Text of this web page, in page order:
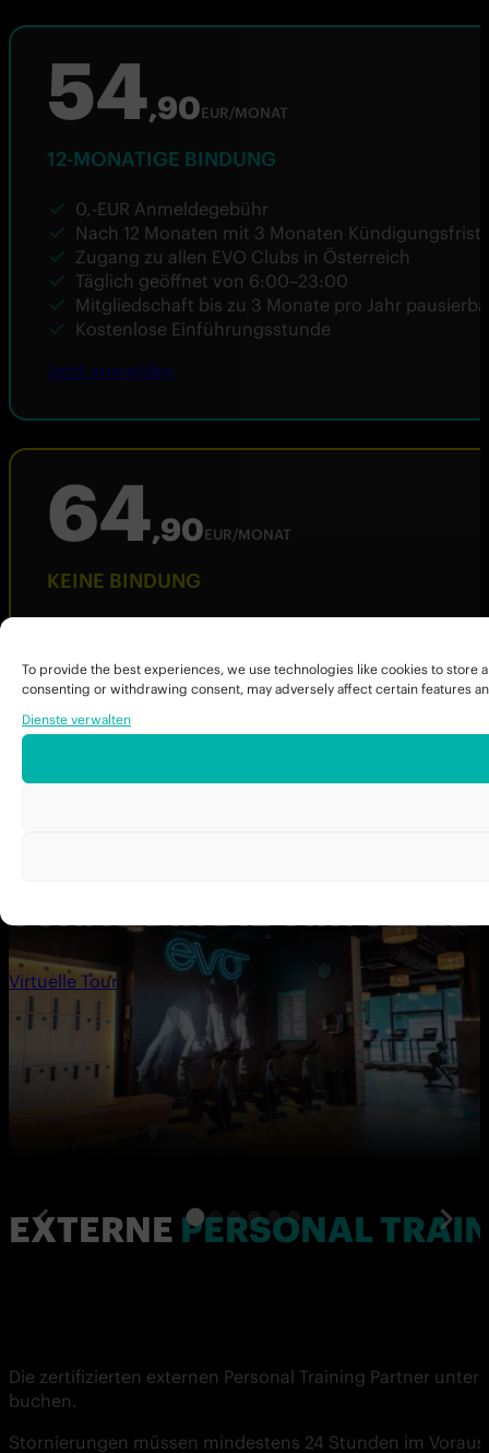
To provide the best experiences, we use technologies like cookies to
consenting or withdrawing consent, may adversely affect certain features
Dienste verwalten
54,90EUR/MONAT
12-MONATIGE BINDUNG
0,-EUR Anmeldegebühr
Nach 12 Monaten mit 3 Monaten Kündigungsfrist
Zugang zu allen EVO Clubs in Österreich
Täglich geöffnet von 6:00–23:00
Mitgliedschaft bis zu 3 Monate pro Jahr
Kostenlose Einführungsstunde
Jetzt anmelden
64,90EUR/MONAT
KEINE BINDUNG
Zugang zu allen EVO Clubs in Österreich
Täglich geöffnet von 6:00–23:00
Mitgliedschaft bis zu 3 Monate pro Jahr
SCHAU DIR DIE VIRTUELLE
Virtuelle Tour
EXTERNE PERSONAL
Die zertifizierten externen Personal Training Partner
buchen.
Stornierungen müssen mindestens 24 Stunden im